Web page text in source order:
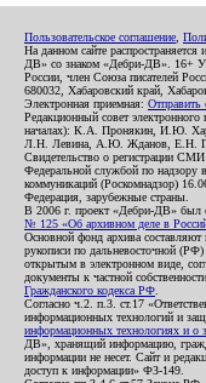
Пользовательское соглашение
На данном сайте
ДВ» со знаком «Дебри-ДВ». 16+
России, член Союза писателей
680032, Хабаровский край,
Электронная приемная: Отправить
Редакционный совет
началах): К.А. Пронякин, И.Ю.
Л.Н. Левина, А.Ю. Жданов, Е.Н.
Свидетельство о регистрации
Федеральной службой по надзору
коммуникаций (Роскомнадзор)
Федерация, зарубежные страны.
В 2006 г. проект «Дебри-ДВ» был
№ 125 «Об архивном деле в
Основной фонд архива
рукописи по дальневосточной
открытым в электронном виде,
документы к частной
Гражданского кодекса РФ
Согласно ч.2. п.3. ст.17
информационных технологий и
информационных технологиях и о
ДВ», хранящий информацию,
информации не несет. Сайт и
доступ к информации» ФЗ-149.